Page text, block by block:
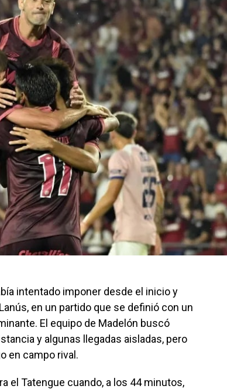
intentado imponer desde el inicio y
en un partido que se definió con un
El equipo de Madelón buscó
y algunas llegadas aisladas, pero
en campo rival.
el Tatengue cuando, a los 44 minutos,